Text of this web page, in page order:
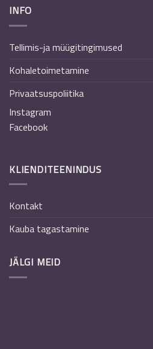
INFO
Tellimis-ja müügitingimused
Kohaletoimetamine
Privaatsuspoliitika
Instagram
Facebook
KLIENDITEENINDUS
Kontakt
Kauba tagastamine
JÄLGI MEID